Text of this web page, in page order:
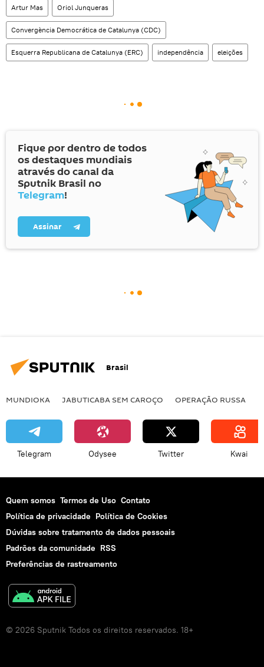
Artur Mas Oriol Junqueras
Convergència Democrática de Catalunya (CDC)
Esquerra Republicana de Catalunya (ERC) independência eleições
Fique por dentro de todos
os destaques mundiais
através do canal da
Sputnik Brasil no
Telegram!
Assinar
Brasil
MUNDIOKA JABUTICABA SEM CAROÇO OPERAÇÃO RUSSA
Telegram Odysee Twitter Kwai
Quem somos Termos de Uso Contato
Política de privacidade Política de Cookies
Dúvidas sobre tratamento de dados pessoais
Padrões da comunidade RSS
Preferências de rastreamento
© 2026 Sputnik Todos os direitos reservados. 18+